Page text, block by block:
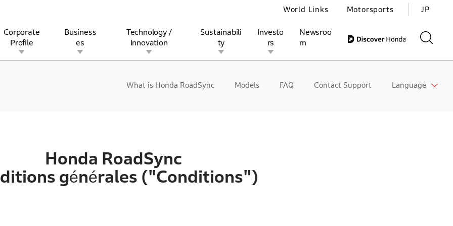
Corporate
Profile
Business
es
Technology /
Innovation
Sustainabili
ty
Investo
rs
Newsroo
m
World Links Motorsports JP
What is Honda RoadSync Models FAQ Contact Support Language
Honda RoadSync
générales ("Conditions")